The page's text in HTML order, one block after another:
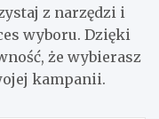
z narzędzi i
wyboru. Dzięki
że wybierasz
kampanii.